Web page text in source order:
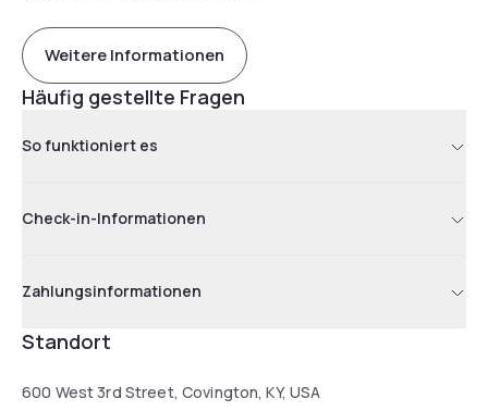
Weitere Informationen
Häufig gestellte Fragen
So funktioniert es
Check-in-Informationen
Zahlungsinformationen
Standort
600 West 3rd Street, Covington, KY, USA